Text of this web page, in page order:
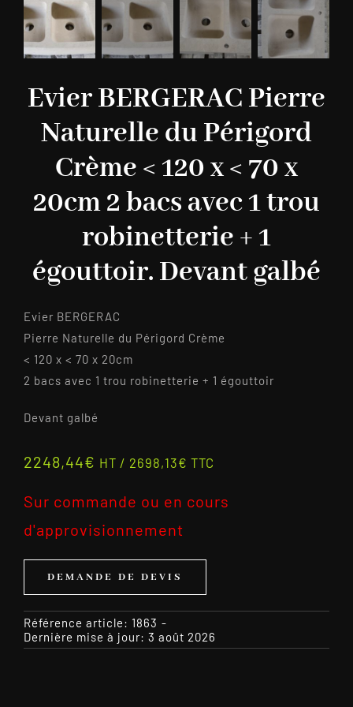
Evier BERGERAC Pierre
Naturelle du Périgord
Crème < 120 x < 70 x
20cm 2 bacs avec 1 trou
robinetterie + 1
égouttoir. Devant galbé
Evier BERGERAC
Pierre Naturelle du Périgord Crème
< 120 x < 70 x 20cm
2 bacs avec 1 trou robinetterie + 1 égouttoir
Devant galbé
2248,44€ HT / 2698,13€ TTC
Sur commande ou en cours
d'approvisionnement
DEMANDE DE DEVIS
Référence article: 1863 -
Dernière mise à jour: 3 août 2026